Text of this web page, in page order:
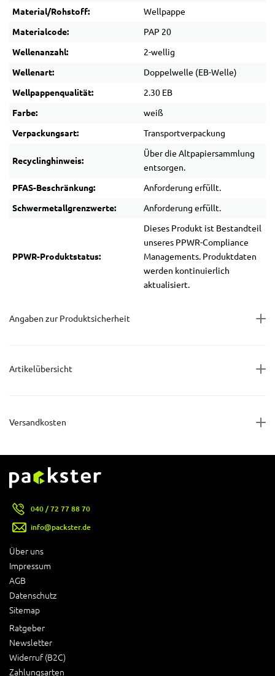
Material/Rohstoff: Wellpappe
Materialcode: PAP 20
Wellenanzahl: 2-wellig
Wellenart: Doppelwelle (EB-Welle)
Wellpappenqualität: 2.30 EB
Farbe: weiß
Verpackungsart: Transportverpackung
Recyclinghinweis:
Über die Altpapiersammlung
entsorgen.
PFAS-Beschränkung: Anforderung erfüllt.
Schwermetallgrenzwerte: Anforderung erfüllt.
PPWR-Produktstatus:
Dieses Produkt ist Bestandteil
unseres PPWR-Compliance
Managements. Produktdaten
werden kontinuierlich
aktualisiert.
Angaben zur Produktsicherheit
Artikelübersicht
Versandkosten
Über uns
Impressum
AGB
Datenschutz
Sitemap
Ratgeber
Newsletter
Widerruf (B2C)
Zahlungsarten
040 / 72 77 88 70
info@packster.de